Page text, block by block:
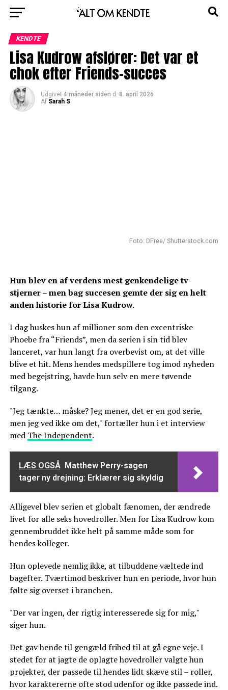
KENDTE
Lisa Kudrow afslører: Det var et
chok efter Friends-succes
Udgivet 4 måneder siden d. 8. april 2026
Af Sarah S
Foto: DFree/ Shutterstock.com
Hun blev en af verdens mest genkendelige tv-
stjerner – men bag succesen gemte der sig en helt
anden historie for Lisa Kudrow.
I dag huskes hun af millioner som den excentriske
Phoebe fra “Friends”, men da serien i sin tid blev
lanceret, var hun langt fra overbevist om, at det ville
blive et hit. Mens hendes medspillere tog imod nyheden
med begejstring, havde hun selv en mere tøvende
tilgang.
"Jeg tænkte… måske? Jeg mener, det er en god serie,
men jeg ved ikke om det," fortæller hun i et interview
med The Independent.
LÆS OGSÅ Matthew Perry-sagen
tager ny drejning: Erklærer sig skyldig
Alligevel blev serien et globalt fænomen, der ændrede
livet for alle seks hovedroller. Men for Lisa Kudrow kom
gennembruddet ikke helt på samme måde som for
hendes kolleger.
Hun oplevede nemlig ikke, at tilbuddene væltede ind
bagefter. Tværtimod beskriver hun en periode, hvor hun
følte sig overset i branchen.
"Der var ingen, der rigtig interesserede sig for mig,"
siger hun.
Det gav hende til gengæld frihed til at gå egne veje. I
stedet for at jagte de oplagte hovedroller valgte hun
projekter, der passede til hendes lidt skæve stil – roller,
hvor karaktererne ofte stod udenfor og ikke passede ind.